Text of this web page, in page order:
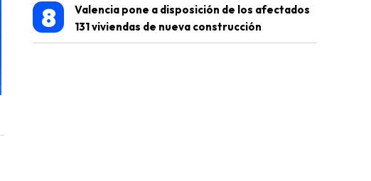
8
Valencia pone a disposición de los afectados
131 viviendas de nueva construcción